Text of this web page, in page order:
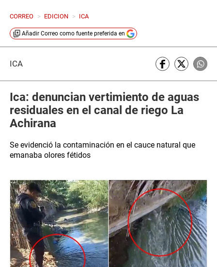
CORREO > EDICION > ICA
Añadir Correo como fuente preferida en
ICA
Ica: denuncian vertimiento de aguas
residuales en el canal de riego La
Achirana
Se evidenció la contaminación en el cauce natural que
emanaba olores fétidos